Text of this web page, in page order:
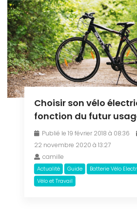
Choisir son vélo
fonction du futur
Publié le 19 février 2018 à 08:36
22 novembre 2020 à 13:27
camille
Actualité Guide
Batterie Vélo
Vélo et Travail